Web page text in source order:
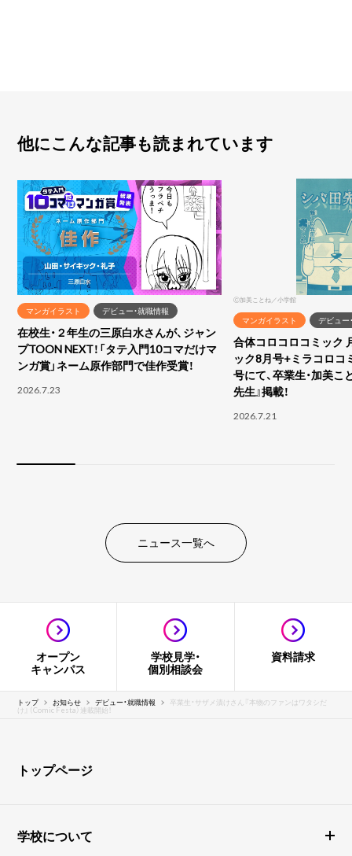
他にこんな記事も読まれています
マンガイラスト デビュー・就職情報
在校生・２年生の三原白水さんが、ジャン
プTOON NEXT！「タテ入門10コマだけマ
ンガ賞」ネーム原作部門で佳作受賞！
2026.7.23
Ⓒ加美ことね／小学館
マンガイラスト デビュー
合体コロコロコミック
ック8月号+ミラコロコ
号にて、卒業生・加美こ
先生』掲載！
2026.7.21
ニュース一覧へ
オープン
キャンパス
学校見学・
個別相談会
資料請求
トップ お知らせ デビュー・就職情報 卒業生・サザメ漬けさん『本物のファンはワタシだ
け』（Comic Festa）連載開始！
トップページ
学校について